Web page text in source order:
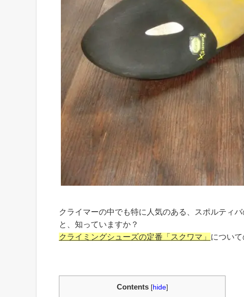
クライマーの中でも特に人気のある、スポルティ
と、知っていますか？
クライミングシューズの定番「スクワマ」 について
Contents [hide]